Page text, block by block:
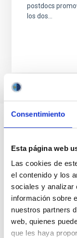
Consentimiento
Esta página web
Las cookies de
el contenido y los
sociales y analizar
información sobre
nuestros partners
web, quienes
que les haya
postdocs
los dos...